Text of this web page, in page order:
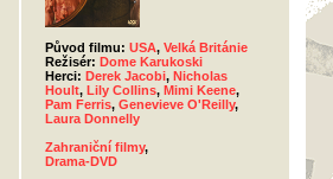
Původ filmu: USA, Velká Británie
Režisér: Dome Karukoski
Herci: Derek Jacobi, Nicholas
Hoult, Lily Collins, Mimi Keene,
Pam Ferris, Genevieve O'Reilly,
Laura Donnelly
Zahraniční filmy,
Drama-DVD